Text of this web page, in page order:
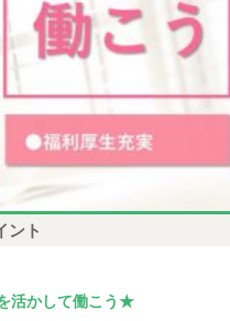
ント
活かして働こう★